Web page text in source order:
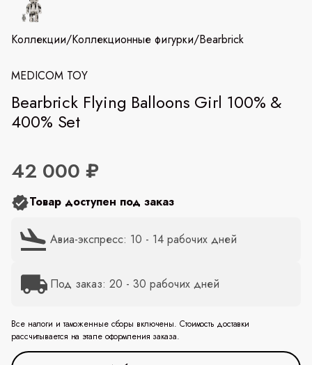
Коллекции/Коллекционные фигурки/Bearbrick
MEDICOM TOY
Bearbrick Flying Balloons Girl 100% &
400% Set
42 000 ₽
Товар доступен под заказ
Авиа-экспресс: 10 - 14 рабочих дней
Под заказ: 20 - 30 рабочих дней
Все налоги и таможенные сборы включены. Стоимость доставки
рассчитывается на этапе оформления заказа.